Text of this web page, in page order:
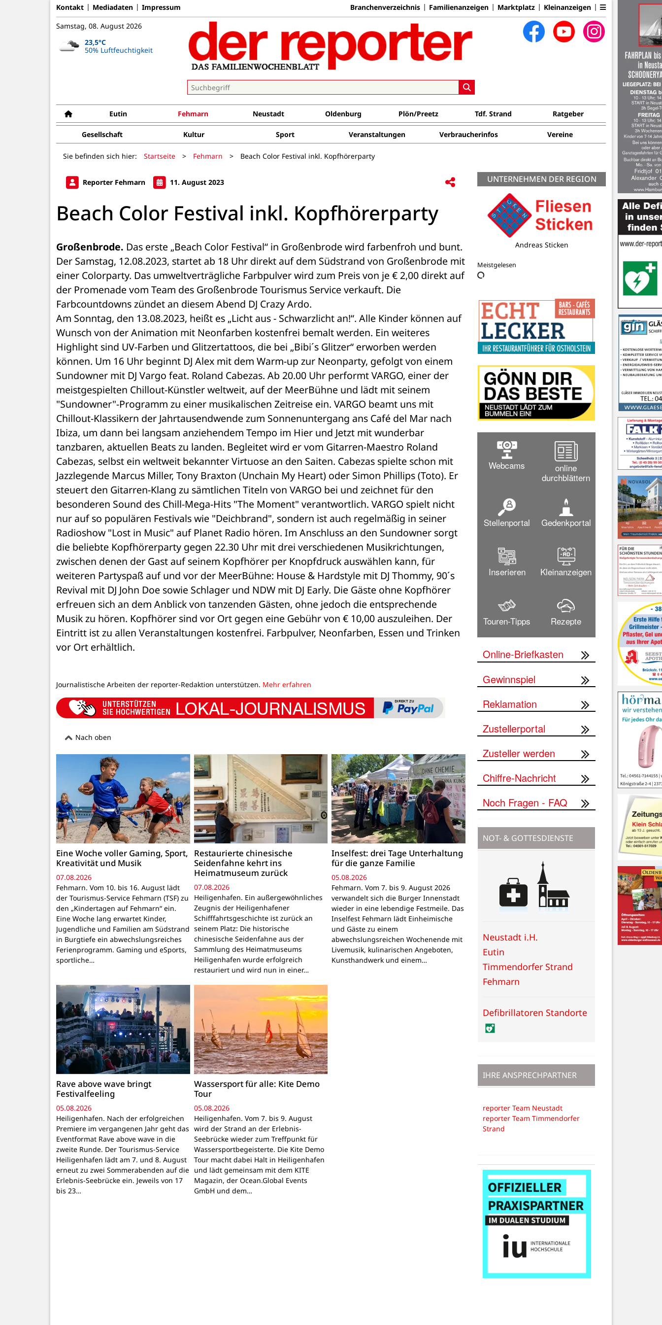
Kontakt Mediadaten Impressum Branchenverzeichnis Familienanzeigen Marktplatz Kleinanzeigen
Samstag, 08. August 2026
23,5°C
50% Luftfeuchtigkeit
Eutin Fehmarn Neustadt Oldenburg Plön/Preetz Tdf. Strand Ratgeber
Gesellschaft Kultur Sport Veranstaltungen Verbraucherinfos Vereine
Sie befinden sich hier: Startseite > Fehmarn > Beach Color Festival inkl. Kopfhörerparty
Reporter Fehmarn 11. August 2023
Beach Color Festival inkl. Kopfhörerparty
Großenbrode. Das erste „Beach Color Festival“ in Großenbrode wird farbenfroh und bunt.
Der Samstag, 12.08.2023, startet ab 18 Uhr direkt auf dem Südstrand von Großenbrode mit
einer Colorparty. Das umweltverträgliche Farbpulver wird zum Preis von je € 2,00 direkt auf
der Promenade vom Team des Großenbrode Tourismus Service verkauft. Die
Farbcountdowns zündet an diesem Abend DJ Crazy Ardo.
Am Sonntag, den 13.08.2023, heißt es „Licht aus - Schwarzlicht an!“. Alle Kinder können auf
Wunsch von der Animation mit Neonfarben kostenfrei bemalt werden. Ein weiteres
Highlight sind UV-Farben und Glitzertattoos, die bei „Bibi´s Glitzer“ erworben werden
können. Um 16 Uhr beginnt DJ Alex mit dem Warm-up zur Neonparty, gefolgt von einem
Sundowner mit DJ Vargo feat. Roland Cabezas. Ab 20.00 Uhr performt VARGO, einer der
meistgespielten Chillout-Künstler weltweit, auf der MeerBühne und lädt mit seinem
"Sundowner"-Programm zu einer musikalischen Zeitreise ein. VARGO beamt uns mit
Chillout-Klassikern der Jahrtausendwende zum Sonnenuntergang ans Café del Mar nach
Ibiza, um dann bei langsam anziehendem Tempo im Hier und Jetzt mit wunderbar
tanzbaren, aktuellen Beats zu landen. Begleitet wird er vom Gitarren-Maestro Roland
Cabezas, selbst ein weltweit bekannter Virtuose an den Saiten. Cabezas spielte schon mit
Jazzlegende Marcus Miller, Tony Braxton (Unchain My Heart) oder Simon Phillips (Toto). Er
steuert den Gitarren-Klang zu sämtlichen Titeln von VARGO bei und zeichnet für den
besonderen Sound des Chill-Mega-Hits "The Moment" verantwortlich. VARGO spielt nicht
nur auf so populären Festivals wie "Deichbrand", sondern ist auch regelmäßig in seiner
Radioshow "Lost in Music" auf Planet Radio hören. Im Anschluss an den Sundowner sorgt
die beliebte Kopfhörerparty gegen 22.30 Uhr mit drei verschiedenen Musikrichtungen,
zwischen denen der Gast auf seinem Kopfhörer per Knopfdruck auswählen kann, für
weiteren Partyspaß auf und vor der MeerBühne: House & Hardstyle mit DJ Thommy, 90´s
Revival mit DJ John Doe sowie Schlager und NDW mit DJ Early. Die Gäste ohne Kopfhörer
erfreuen sich an dem Anblick von tanzenden Gästen, ohne jedoch die entsprechende
Musik zu hören. Kopfhörer sind vor Ort gegen eine Gebühr von € 10,00 auszuleihen. Der
Eintritt ist zu allen Veranstaltungen kostenfrei. Farbpulver, Neonfarben, Essen und Trinken
vor Ort erhältlich.
Journalistische Arbeiten der reporter-Redaktion unterstützen. Mehr erfahren
Nach oben
Eine Woche voller Gaming, Sport,
Kreativität und Musik
07.08.2026
Fehmarn. Vom 10. bis 16. August lädt
der Tourismus-Service Fehmarn (TSF) zu
den „Kindertagen auf Fehmarn“ ein.
Eine Woche lang erwartet Kinder,
Jugendliche und Familien am Südstrand
in Burgtiefe ein abwechslungsreiches
Ferienprogramm. Gaming und eSports,
sportliche…
Restaurierte chinesische
Seidenfahne kehrt ins
Heimatmuseum zurück
07.08.2026
Heiligenhafen. Ein außergewöhnliches
Zeugnis der Heiligenhafener
Schifffahrtsgeschichte ist zurück an
seinem Platz: Die historische
chinesische Seidenfahne aus der
Sammlung des Heimatmuseums
Heiligenhafen wurde erfolgreich
restauriert und wird nun in einer…
Inselfest: drei Tage Unterhaltung
für die ganze Familie
05.08.2026
Fehmarn. Vom 7. bis 9. August 2026
verwandelt sich die Burger Innenstadt
wieder in eine lebendige Festmeile. Das
Inselfest Fehmarn lädt Einheimische
und Gäste zu einem
abwechslungsreichen Wochenende mit
Livemusik, kulinarischen Angeboten,
Kunsthandwerk und einem…
Rave above wave bringt
Festivalfeeling
05.08.2026
Heiligenhafen. Nach der erfolgreichen
Premiere im vergangenen Jahr geht das
Eventformat Rave above wave in die
zweite Runde. Der Tourismus-Service
Heiligenhafen lädt am 7. und 8. August
erneut zu zwei Sommerabenden auf die
Erlebnis-Seebrücke ein. Jeweils von 17
bis 23…
Wassersport für alle: Kite Demo
Tour
05.08.2026
Heiligenhafen. Vom 7. bis 9. August
wird der Strand an der Erlebnis-
Seebrücke wieder zum Treffpunkt für
Wassersportbegeisterte. Die Kite Demo
Tour macht dabei Halt in Heiligenhafen
und lädt gemeinsam mit dem KITE
Magazin, der Ocean.Global Events
GmbH und dem…
UNTERNEHMEN DER REGION
Flohby Neustadt GmbH
Meistgelesen
Webcams
online
durchblättern
Stellenportal Gedenkportal
Inserieren Kleinanzeigen
Touren-Tipps Rezepte
Online-Briefkasten
Gewinnspiel
Reklamation
Zustellerportal
Zusteller werden
Chiffre-Nachricht
Noch Fragen - FAQ
NOT- & GOTTESDIENSTE
Neustadt i.H.
Eutin
Timmendorfer Strand
Fehmarn
Defibrillatoren Standorte
IHRE ANSPRECHPARTNER
reporter Team Neustadt
reporter Team Timmendorfer
Strand